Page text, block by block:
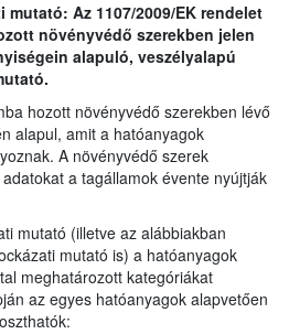
mutató: Az 1107/2009/EK rendelet
növényvédő szerekben jelen
alapuló, veszélyalapú
hozott növényvédő szerekben lévő
alapul, amit a hatóanyagok
A növényvédő szerek
a tagállamok évente nyújtják
mutató (illetve az alábbiakban
mutató is) a hatóanyagok
meghatározott kategóriákat
az egyes hatóanyagok alapvetően